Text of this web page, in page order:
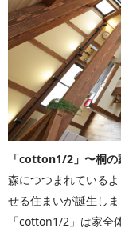
「cotton1/2」〜桐の
森につつまれている
せる住まいが誕生しま
「cotton1/2」は家全